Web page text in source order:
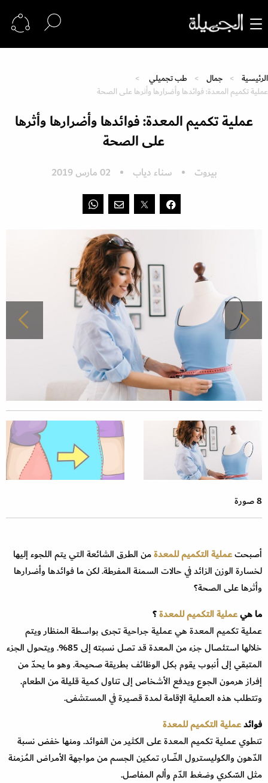
الرئيسية جمال
طب تجميلي
عملية تكميم المعدة: فوائدها وأضرارها وأثرها على الصحة
عملية تكميم المعدة: فوائدها وأضرارها وأثرها
على الصحة
بيروت سناء دياب 02 مارس 2019
8 صورة
أصبحتعملية التكميم للمعدةمن الطرق الشائعة التي يتم اللجوء إليها
لخسارة الوزن الزائد في حالات السمنة المفرطة. لكن ما فوائدها وأضرارها
وأثرها على الصحة؟
ما هيعملية التكميم للمعدة؟
عملية تكميم المعدة هي عملية جراحية تجرى بواسطة المنظار ويتم
خلالها استئصال جزء من المعدة قد تصل نسبته إلى 85%. ويتحول الجزء
المتبقي إلى أنبوب يقوم بكل الوظائف بطريقة صحيحة. وهو ما يحدّ من
إفراز هرمون الجوع ويدفع الأشخاص إلى تناول كمية قليلة من الطعام.
وتتطلب هذه العملية الإقامة لمدة قصيرة في المستشفى.
فوائدعملية التكميم للمعدة
تنطوي عملية تكميم المعدة على الكثير من الفوائد. ومنها خفض نسبة
الدّهون والكوليسترول الضّار، تمكين الجسم من مواجهة الأمراض المُزمنة
مثل السّكري وضغط الدّم وألم المفاصل.